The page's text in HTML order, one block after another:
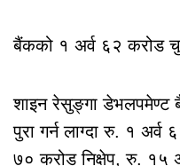
बैंकको १ अर्व ६२ करोड
शाइन रेसुङ्गा डेभलपमेण्ट
पुरा गर्न लाग्दा रु. १
७० करोड निक्षेप, रु. १५